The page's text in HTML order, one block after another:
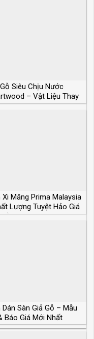
Siêu Chịu Nước
– Vật Liệu Thay
Nhiên
Xi Măng Prima Malaysia
Lượng Tuyệt Hảo Giá
Sàn Giả Gỗ – Mẫu
Báo Giá Mới Nhất